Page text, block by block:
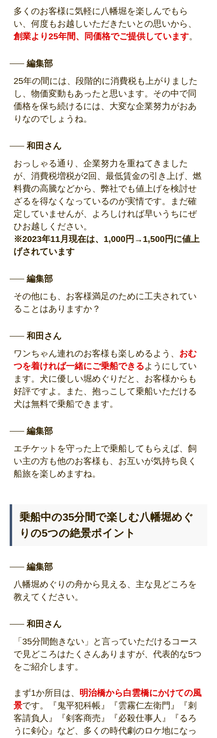
多くのお客様に気軽に八幡堀を楽しんでもら
い、何度もお越しいただきたいとの思いから、
創業より25年間、同価格でご提供しています。
編集部
25年の間には、段階的に消費税も上がりました
し、物価変動もあったと思います。その中で同
価格を保ち続けるには、大変な企業努力がおあ
りなのでしょうね。
和田さん
おっしゃる通り、企業努力を重ねてきました
が、消費税増税が2回、最低賃金の引き上げ、燃
料費の高騰などから、弊社でも値上げを検討せ
ざるを得なくなっているのが実情です。まだ確
定していませんが、よろしければ早いうちにぜ
ひお越しください。
※2023年11月現在は、1,000円→1,500円に値上
げされています
編集部
その他にも、お客様満足のために工夫されてい
ることはありますか？
和田さん
ワンちゃん連れのお客様も楽しめるよう、 おむ
つを着ければ一緒にご乗船できるようにしてい
ます。犬に優しい堀めぐりだと、お客様からも
好評ですよ。また、 抱っこして乗船いただける
犬は無料で乗船できます。
編集部
エチケットを守った上で乗船してもらえば、飼
い主の方も他のお客様も、お互いが気持ち良く
船旅を楽しめますね。
乗船中の35分間で楽しむ八幡堀めぐ
りの5つの絶景ポイント
編集部
八幡堀めぐりの舟から見える、主な見どころを
教えてください。
和田さん
「35分間飽きない」と言っていただけるコース
で見どころはたくさんありますが、代表的な5つ
をご紹介します。
まず1か所目は、 明治橋から白雲橋にかけての風
景です。『鬼平犯科帳』『雲霧仁左衛門』『刺
客請負人』『剣客商売』『必殺仕事人』『るろ
うに剣心』など、多くの時代劇のロケ地になっ